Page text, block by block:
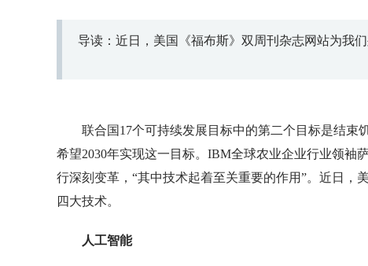
导读：近日，美国《福布斯》双周刊杂志网站为我
联合国17个可持续发展目标中的第二个目标是结束
希望2030年实现这一目标。IBM全球农业企业行业领袖
行深刻变革，“其中技术起着至关重要的作用”。近日，
四大技术。
人工智能